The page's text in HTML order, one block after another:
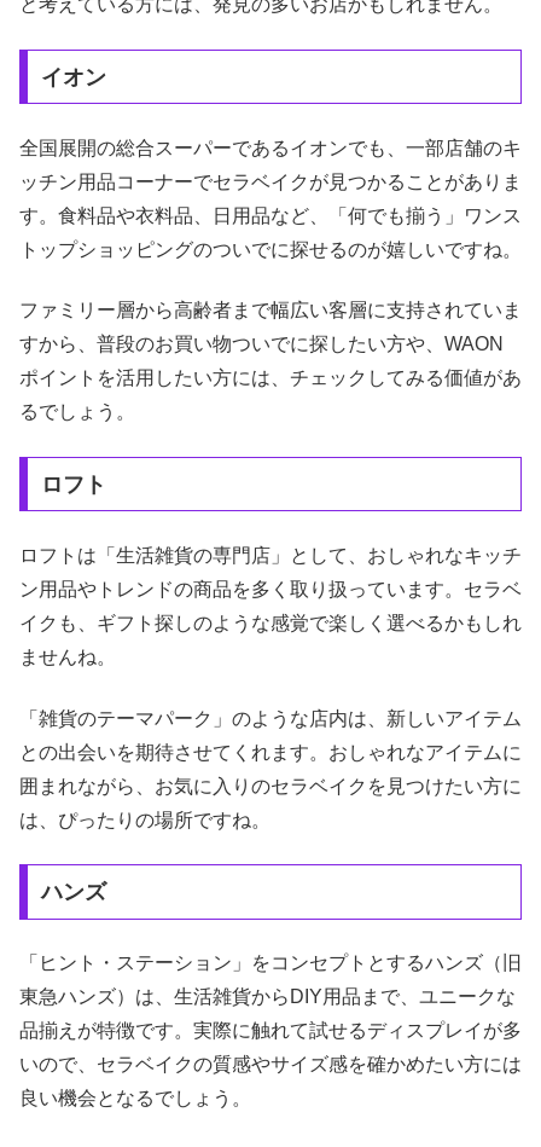
と考えている方には、発見の多いお店かもしれません。
イオン
全国展開の総合スーパーであるイオンでも、一部店舗のキ
ッチン用品コーナーでセラベイクが見つかることがありま
す。食料品や衣料品、日用品など、「何でも揃う」ワンス
トップショッピングのついでに探せるのが嬉しいですね。
ファミリー層から高齢者まで幅広い客層に支持されていま
すから、普段のお買い物ついでに探したい方や、WAON
ポイントを活用したい方には、チェックしてみる価値があ
るでしょう。
ロフト
ロフトは「生活雑貨の専門店」として、おしゃれなキッチ
ン用品やトレンドの商品を多く取り扱っています。セラベ
イクも、ギフト探しのような感覚で楽しく選べるかもしれ
ませんね。
「雑貨のテーマパーク」のような店内は、新しいアイテム
との出会いを期待させてくれます。おしゃれなアイテムに
囲まれながら、お気に入りのセラベイクを見つけたい方に
は、ぴったりの場所ですね。
ハンズ
「ヒント・ステーション」をコンセプトとするハンズ（旧
東急ハンズ）は、生活雑貨からDIY用品まで、ユニークな
品揃えが特徴です。実際に触れて試せるディスプレイが多
いので、セラベイクの質感やサイズ感を確かめたい方には
良い機会となるでしょう。